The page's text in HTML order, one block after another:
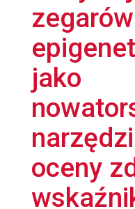
zegarów
jako
oceny